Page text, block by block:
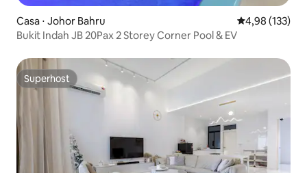
Casa ⋅ Johor Bahru 4,98 de uma
4,98 (133)
Bukit Indah JB 20Pax 2 Storey Corner Pool & EV
Superhost
Superhost